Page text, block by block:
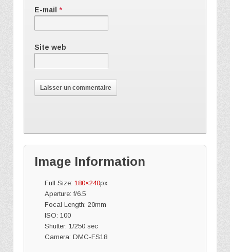
E-mail *
Site web
Image Information
Full Size: 180×240px
Aperture: f/6.5
Focal Length: 20mm
ISO: 100
Shutter: 1/250 sec
Camera: DMC-FS18